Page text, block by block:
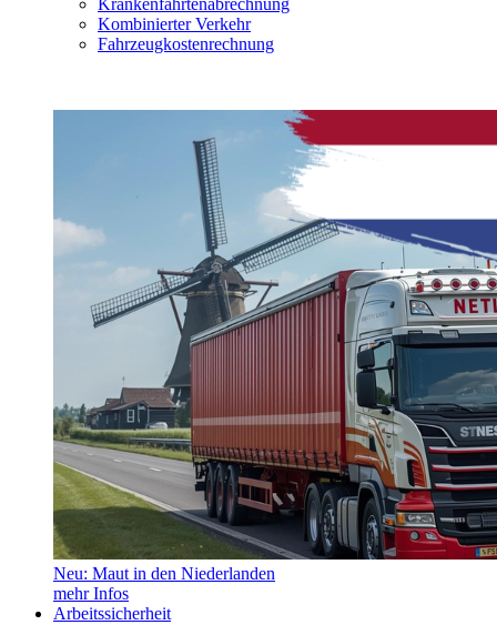
Krankenfahrtenabrechnung
Kombinierter Verkehr
Fahrzeugkostenrechnung
Neu: Maut in den Niederlanden
mehr Infos
Arbeitssicherheit